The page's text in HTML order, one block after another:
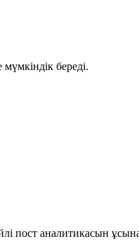
береді.
пост аналитикасын